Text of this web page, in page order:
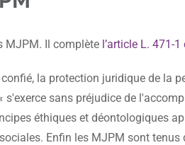
MJPM. Il complète l’article L. 471-
la protection juridique de la
s'exerce sans préjudice de
éthiques et déontologiques
Enfin les MJPM sont